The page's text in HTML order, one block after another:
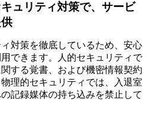
ュリティ対策で、サービ
対策を徹底しているため、安心
できます。人的セキュリティで
する覚書、および機密情報契約
理的セキュリティでは、入退室
記録媒体の持ち込みを禁止して